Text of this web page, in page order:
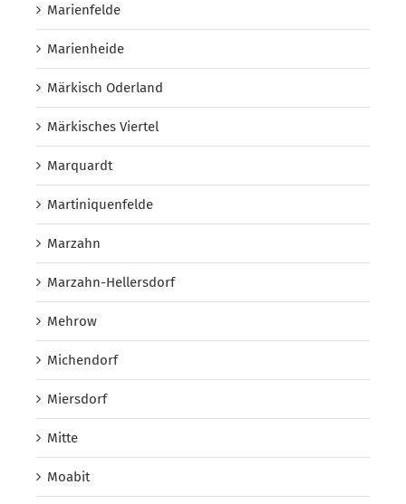
Marienfelde
Marienheide
Märkisch Oderland
Märkisches Viertel
Marquardt
Martiniquenfelde
Marzahn
Marzahn-Hellersdorf
Mehrow
Michendorf
Miersdorf
Mitte
Moabit